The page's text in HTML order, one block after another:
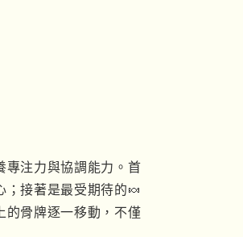
專注力與協調能力。首
；接著是最受期待的🍬
的骨牌逐一移動，不僅